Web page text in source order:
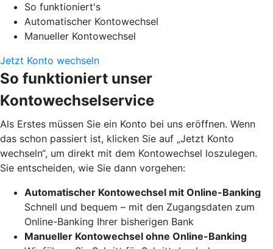
So funktioniert's
Automatischer Kontowechsel
Manueller Kontowechsel
Jetzt Konto wechseln
So funktioniert unser
Kontowechselservice
Als Erstes müssen Sie ein Konto bei uns eröffnen. Wenn
das schon passiert ist, klicken Sie auf „Jetzt Konto
wechseln“, um direkt mit dem Kontowechsel loszulegen.
Sie entscheiden, wie Sie dann vorgehen:
Automatischer Kontowechsel mit Online-Banking
Schnell und bequem – mit den Zugangsdaten zum
Online-Banking Ihrer bisherigen Bank
Manueller Kontowechsel ohne Online-Banking